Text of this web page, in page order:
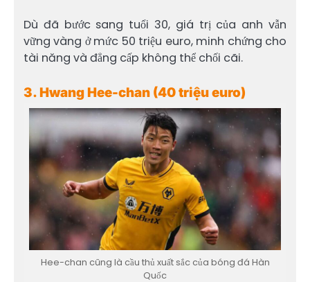
Dù đã bước sang tuổi 30, giá trị của anh vẫn
vững vàng ở mức 50 triệu euro, minh chứng cho
tài năng và đẳng cấp không thể chối cãi.
3. Hwang Hee-chan (40 triệu euro)
Hee-chan cũng là cầu thủ xuất sắc của bóng đá Hàn
Quốc